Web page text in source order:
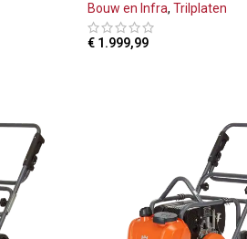
Bouw en Infra, Trilplaten
€ 1.999,99